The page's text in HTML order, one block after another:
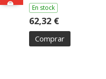
En stock
62,32 €
Comprar